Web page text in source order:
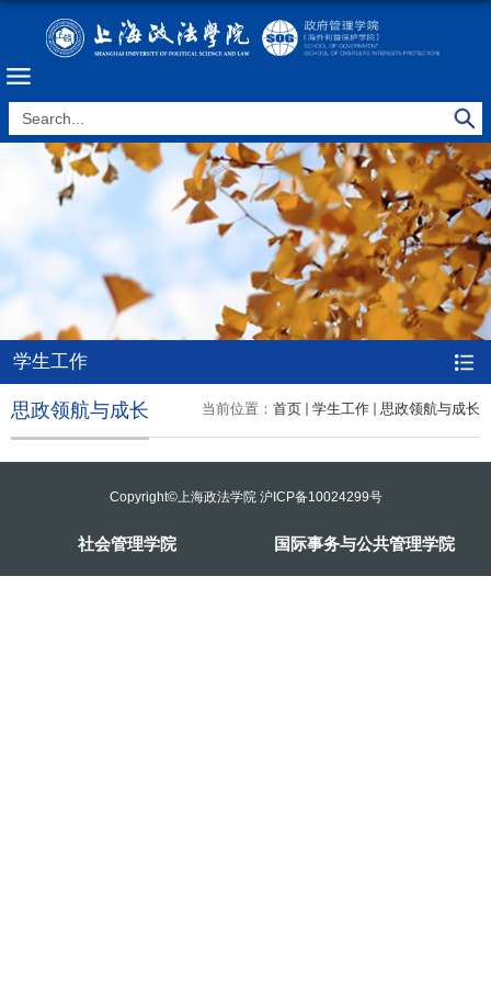
学生工作
当前位置： 首页 学生工作 思政领航与成长
思政领航与成长
Copyright©上海政法学院 沪ICP备10024299号
社会管理学院 国际事务与公共管理学院